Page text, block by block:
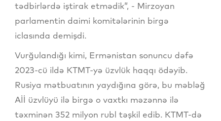
tədbirlərdə iştirak etmədik”, - Mirzoyan
parlamentin daimi komitələrinin birgə
iclasında demişdi.
Vurğulandığı kimi, Ermənistan sonuncu dəfə
2023-cü ildə KTMT-yə üzvlük haqqı ödəyib.
Rusiya mətbuatının yaydığına görə, bu məbləğ
Aİİ üzvlüyü ilə birgə o vaxtkı məzənnə ilə
təxminən 352 milyon rubl təşkil edib. KTMT-də